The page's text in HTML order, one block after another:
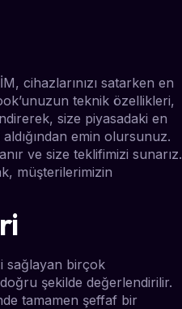
cihazlarınızı satarken en
teknik özellikleri,
size piyasadaki en
emin olursunuz.
ve size teklifimizi sunarız.
müşterilerimizin
sağlayan birçok
şekilde değerlendirilir.
tamamen şeffaf bir